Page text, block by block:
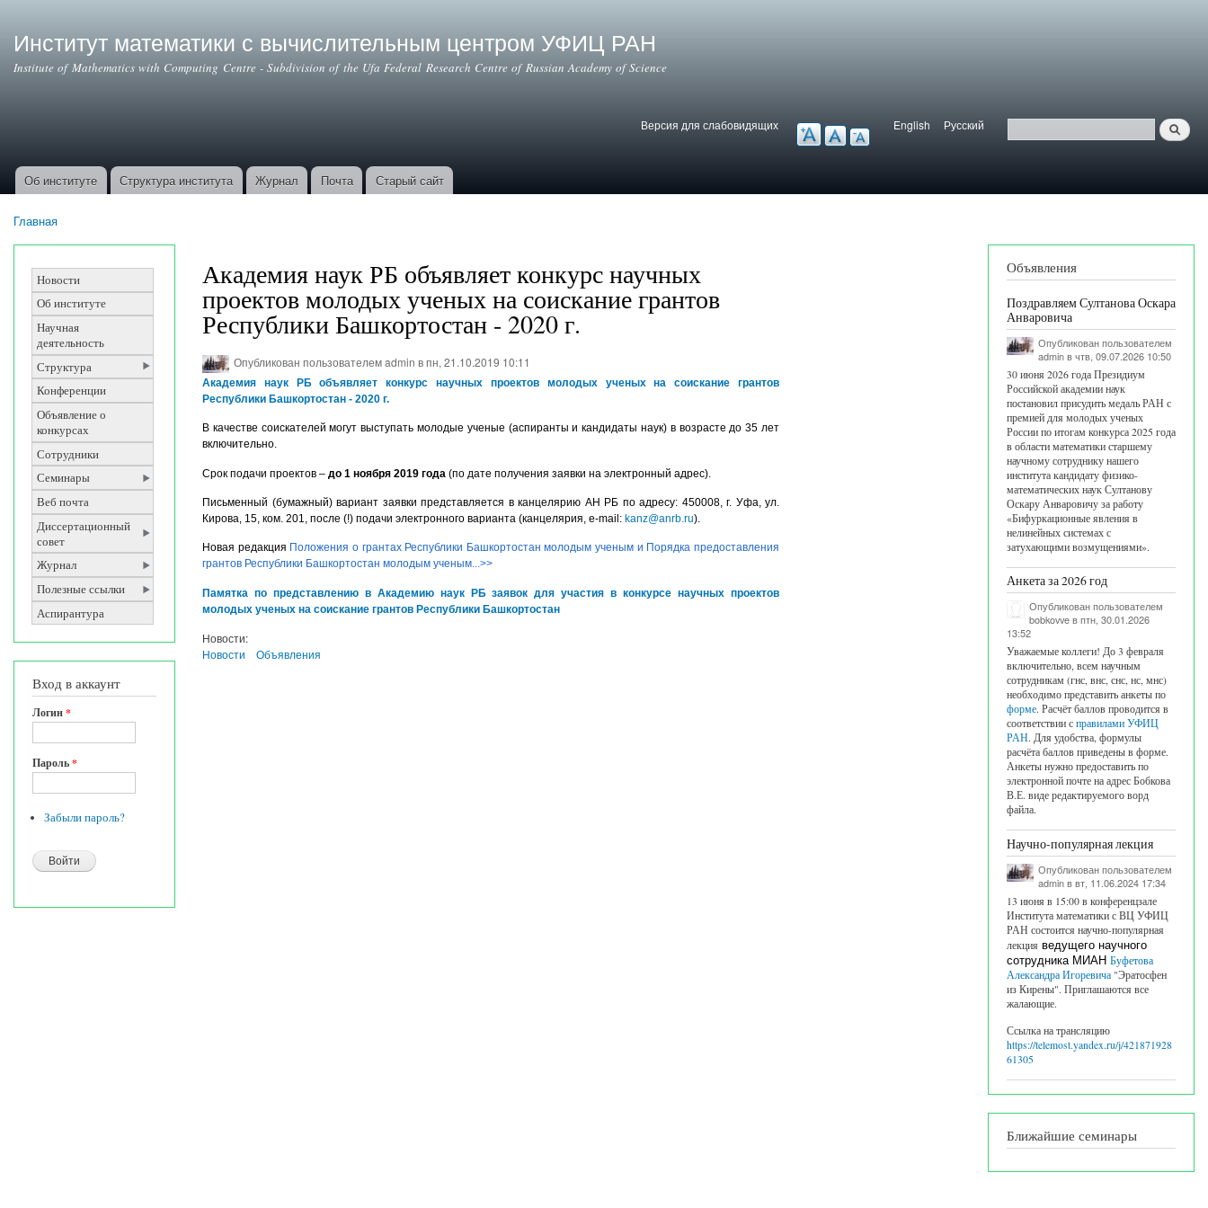
содержанию
Институт математики с вычислительным центром УФИЦ РАН
Institute of Mathematics with Computing Centre - Subdivision of the Ufa Federal Research Centre of Russian Academy of Science
Версия для слабовидящих
Версия для слабовидящих
Версия для слабовидящих
Язык
English Русский
Поиск
Найти
Основные ссылки
Об институте Структура института Журнал Почта Старый сайт
Главная
Новости
Об институте
Научная
деятельность
Структура
Конференции
Объявление о
конкурсах
Сотрудники
Семинары
Веб почта
Диссертационный
совет
Журнал
Полезные ссылки
Аспирантура
Вход в аккаунт
Логин*
Пароль*
Забыли пароль?
Академия наук РБ объявляет конкурс научных
проектов молодых ученых на соискание грантов
Республики Башкортостан - 2020 г.
Опубликован пользователемadmin в пн, 21.10.2019 10:11
Академия наук РБ объявляет конкурс научных проектов молодых ученых на соискание грантов
Республики Башкортостан - 2020 г.
В качестве соискателей могут выступать молодые ученые (аспиранты и кандидаты наук) в возрасте до 35 лет
включительно.
Срок подачи проектов – до 1 ноября 2019 года (по дате получения заявки на электронный адрес).
Письменный (бумажный) вариант заявки представляется в канцелярию АН РБ по адресу: 450008, г. Уфа, ул.
Кирова, 15, ком. 201, после (!) подачи электронного варианта (канцелярия, e-mail: kanz@anrb.ru).
Новая редакция Положения о грантах Республики Башкортостан молодым ученым и Порядка предоставления
грантов Республики Башкортостан молодым ученым...>>
Памятка по представлению в Академию наук РБзаявок для участия в конкурсе научных проектов
молодых ученых на соискание грантов Республики Башкортостан
Новости:
Новости
Объявления
Объявления
Поздравляем Султанова Оскара
Анваровича
Опубликован пользователем
adminв чтв, 09.07.2026 10:50
30 июня 2026 года Президиум
Российской академии наук
постановил присудить медаль РАН с
премией для молодых ученых
России по итогам конкурса 2025 года
в области математики старшему
научному сотруднику нашего
института кандидату физико-
математических наук Султанову
Оскару Анваровичу за работу
«Бифуркационные явления в
нелинейных системах с
затухающими возмущениями».
Анкета за 2026 год
Опубликован пользователем
bobkovveв птн, 30.01.2026
13:52
Уважаемые коллеги! До 3 февраля
включительно, всем научным
сотрудникам (гнс, внс, снс, нс, мнс)
необходимо представить анкеты по
форме. Расчёт баллов проводится в
соответствии с правилами УФИЦ
РАН. Для удобства, формулы
расчёта баллов приведены в форме.
Анкеты нужно предоставить по
электронной почте на адрес Бобкова
В.Е. виде редактируемого ворд
файла.
Научно-популярная лекция
Опубликован пользователем
adminв вт, 11.06.2024 17:34
13 июня в 15:00 в конференцзале
Института математики с ВЦ УФИЦ
РАН состоится научно-популярная
лекция ведущего научного
сотрудника МИАН Буфетова
Александра Игоревича "Эратосфен
из Кирены". Приглашаются все
жалающие.
Ссылка на трансляцию
https://telemost.yandex.ru/j/421871928
61305
Ближайшие семинары